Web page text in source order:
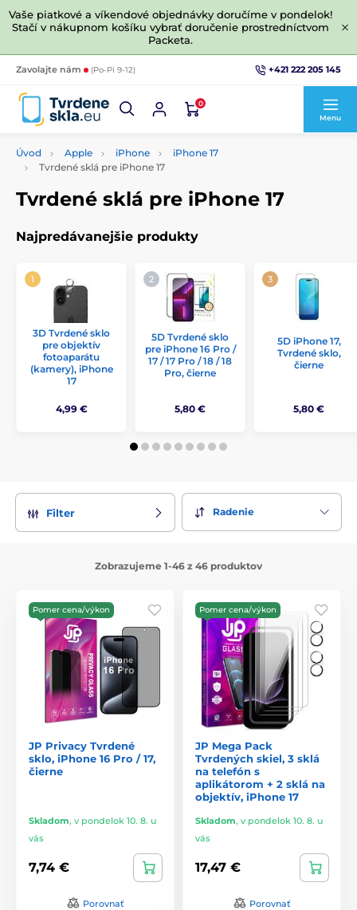
Vaše piatkové a víkendové objednávky doručíme v pondelok!
Stačí v nákupnom košíku vybrať doručenie prostredníctvom
Packeta.
Zavolajte nám (Po-Pi 9-12) +421 222 205 145
0
Menu
Úvod Apple iPhone
iPhone 17
Tvrdené sklá pre iPhone 17
Tvrdené sklá pre iPhone 17
Najpredávanejšie produkty
3D Tvrdené sklo
pre objektív
fotoaparátu
(kamery), iPhone
17
4,99 €
5D Tvrdené sklo
pre iPhone 16 Pro /
17 / 17 Pro / 18 / 18
Pro, čierne
5,80 €
5D iPhone 17,
Tvrdené sklo,
čierne
5,80 €
Filter Radenie
Zobrazujeme 1-46 z 46 produktov
Pomer cena/výkon
JP Privacy Tvrdené
sklo, iPhone 16 Pro / 17,
čierne
Skladom, v pondelok 10. 8. u
vás
7,74 €
Porovnať
Pomer cena/výkon
JP Mega Pack
Tvrdených skiel, 3 sklá
na telefón s
aplikátorom + 2 sklá na
objektív, iPhone 17
Skladom, v pondelok 10. 8. u
vás
17,47 €
Porovnať